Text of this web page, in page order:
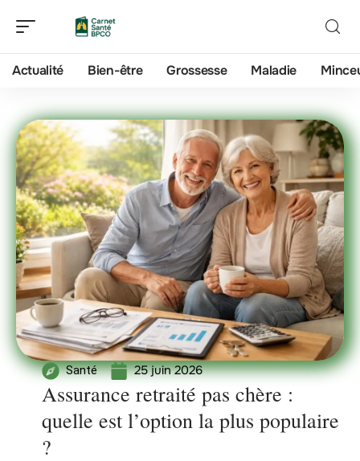
Actualité Bien-être Grossesse Maladie
Santé 25 juin 2026
Assurance retraité pas chère :
quelle est l’option la plus populaire
?